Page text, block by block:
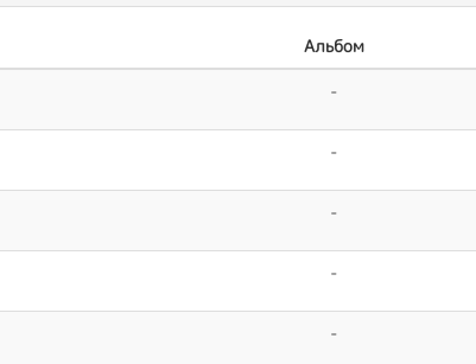
Альбом
-
-
-
-
-